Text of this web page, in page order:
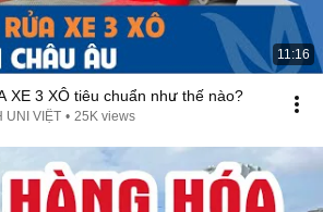
11:16
XE 3 XÔ tiêu chuẩn như thế nào?
UNI VIỆT • 25K views